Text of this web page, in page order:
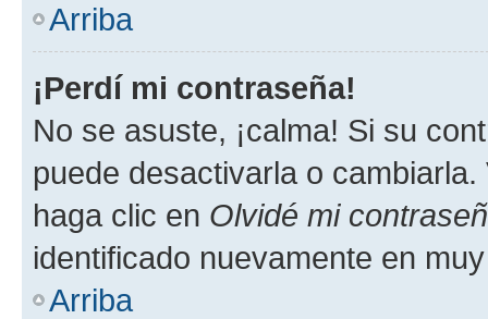
Arriba
¡Perdí mi contraseña!
No se asuste, ¡calma! Si su
puede desactivarla o
haga clic en Olvidé mi
identificado nuevamente en
Arriba